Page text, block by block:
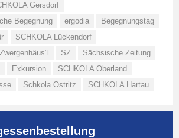
Gersdorf
Begegnung
ergodia
Begegnungstag
SCHKOLA Lückendorf
SZ
Sächsische Zeitung
Exkursion
SCHKOLA Oberland
Schkola Ostritz SCHKOLA Hartau